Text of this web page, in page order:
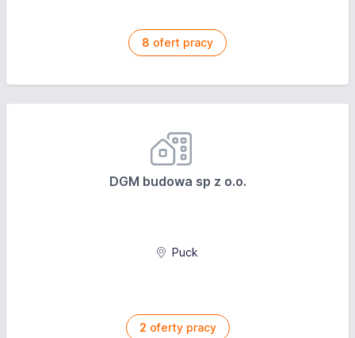
przygotowanie prezentacji, briefów, raportów i
identyfikowanie trendów, monitoring mediów,
analiza zachowań konkurencji
zaangażowanie w projekty marketingowe
Wymagania
minimum pięć lat doświadczenia w prowadzeniu
doskonałe zdolności komunikacyjne
8 ofert pracy
DGM budowa sp z o.o.
Puck
2 oferty pracy